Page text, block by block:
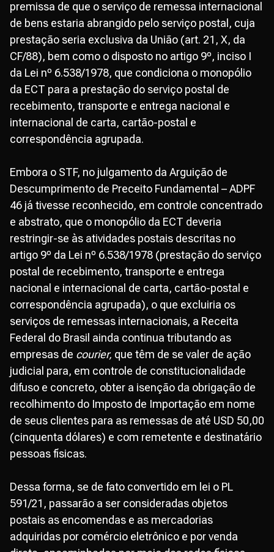
premissa de que o serviço de remessa internacional
de bens estaria abrangido pelo serviço postal, cuja
prestação seria exclusiva da União (art. 21, X, da
CF/88), bem como o disposto no artigo 9º, inciso I
da Lei nº 6.538/1978, que condiciona o monopólio
da ECT para a prestação do serviço postal de
recebimento, transporte e entrega nacional e
internacional de carta, cartão-postal e
correspondência agrupada.
Embora o STF, no julgamento da Arguição de
Descumprimento de Preceito Fundamental – ADPF
46 já tivesse reconhecido, em controle concentrado
e abstrato, que o monopólio da ECT deveria
restringir-se às atividades postais descritas no
artigo 9º da Lei nº 6.538/1978 (prestação do serviço
postal de recebimento, transporte e entrega
nacional e internacional de carta, cartão-postal e
correspondência agrupada), o que excluiria os
serviços de remessas internacionais, a Receita
Federal do Brasil ainda continua tributando as
empresas de courier, que têm de se valer de ação
judicial para, em controle de constitucionalidade
difuso e concreto, obter a isenção da obrigação de
recolhimento do Imposto de Importação em nome
de seus clientes para as remessas de até USD 50,00
(cinquenta dólares) e com remetente e destinatário
pessoas físicas.
Dessa forma, se de fato convertido em lei o PL
591/21, passarão a ser consideradas objetos
postais as encomendas e as mercadorias
adquiridas por comércio eletrônico e por venda